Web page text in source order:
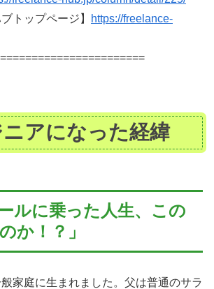
トップページ】
https://freelance-
アになった経緯
ルに乗った人生、この
か！？」
家庭に生まれました。父は普通のサラ